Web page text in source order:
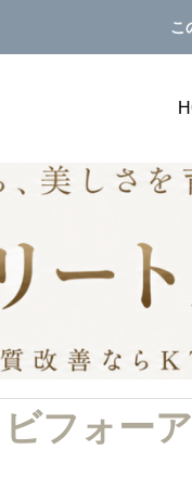
こ
美容室単価アップ
美容室の客単価アップに
の作り方｜選ばれる見せ
フォー